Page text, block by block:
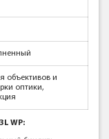
объективов и
оптики,
WP: